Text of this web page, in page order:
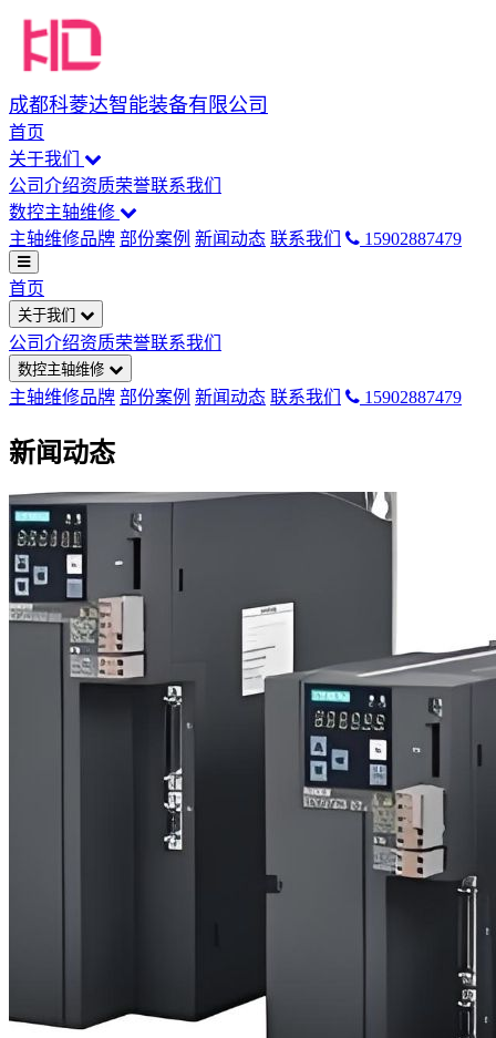
成都科菱达智能装备有限公司
首页
关于我们
公司介绍资质荣誉联系我们
数控主轴维修
主轴维修品牌 部份案例 新闻动态 联系我们 15902887479
首页
关于我们
公司介绍资质荣誉联系我们
数控主轴维修
主轴维修品牌 部份案例 新闻动态 联系我们 15902887479
新闻动态